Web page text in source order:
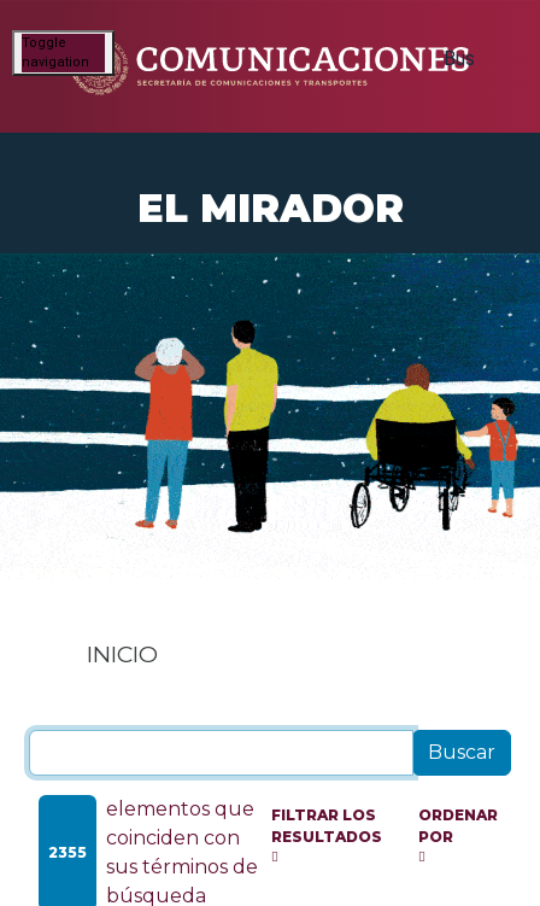
Toggle
navigation
EL MIRADOR
INICIO
2355
elementos que
coinciden con
sus términos de
búsqueda
FILTRAR LOS
RESULTADOS
ORDENAR
POR